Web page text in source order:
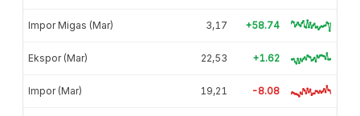
Impor Migas (Mar) 3,17 +58.74
Ekspor (Mar) 22,53 +1.62
Impor (Mar) 19,21 -8.08